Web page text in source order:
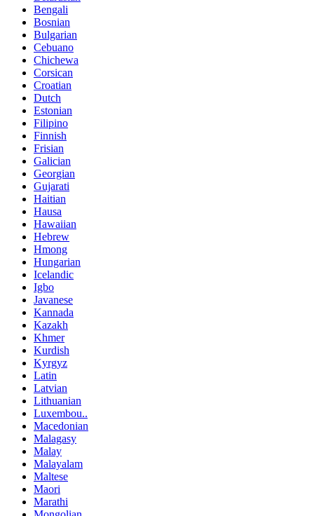
Bengali
Bosnian
Bulgarian
Cebuano
Chichewa
Corsican
Croatian
Dutch
Estonian
Filipino
Finnish
Frisian
Galician
Georgian
Gujarati
Haitian
Hausa
Hawaiian
Hebrew
Hmong
Hungarian
Icelandic
Igbo
Javanese
Kannada
Kazakh
Khmer
Kurdish
Kyrgyz
Latin
Latvian
Lithuanian
Luxembou..
Macedonian
Malagasy
Malay
Malayalam
Maltese
Maori
Marathi